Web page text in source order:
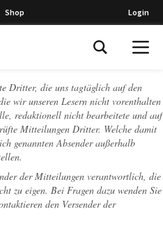
Shop Login
Dritter, die uns tagtäglich auf den
wir unseren Lesern nicht vorenthalten
redaktionell nicht bearbeitete und auf
Mitteilungen Dritter. Welche damit
genannten Absender außerhalb
der Mitteilungen verantwortlich, die
zu eigen. Bei Fragen dazu wenden Sie
den Versender der